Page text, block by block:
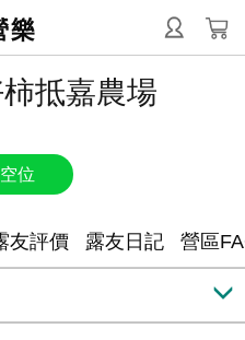
樂
抵嘉農場
位
友評價 露友日記 營區